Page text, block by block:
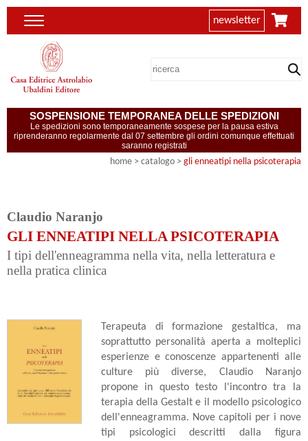
newsletter
SOSPENSIONE TEMPORANEA DELLE SPEDIZIONI
Le spedizioni sono temporaneamente sospese per la pausa estiva
riprenderanno regolarmente dal 07 settembre gli ordini comunque effettuati
saranno registrati
home > catalogo > gli enneatipi nella psicoterapia
Claudio Naranjo
GLI ENNEATIPI NELLA PSICOTERAPIA
I tipi dell'enneagramma nella vita, nella letteratura e
nella pratica clinica
Terapeuta di formazione gestaltica, ma
soprattutto personalità aperta a molteplici
esperienze e conoscenze appartenenti alle
culture più diverse, Claudio Naranjo
propone in questo testo l'incontro tra la
terapia della Gestalt e il modello psicologico
dell'enneagramma. Nove capitoli per i nove
tipi psicologici descritti dalla figura